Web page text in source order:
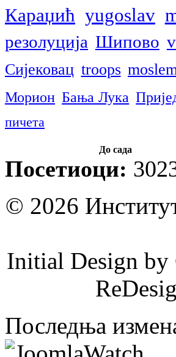
Караџић yugoslav
резолуција Шипово
Сијековац troops
Морион Бања Лука
пичета
До сада
Посетиоци:
© 2026
Initial Design by
Последња